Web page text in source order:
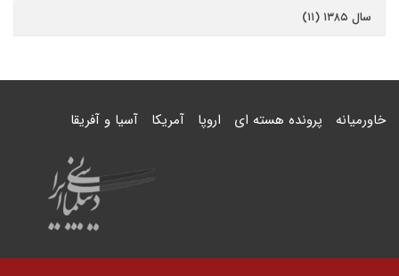
سال ۱۳۸۵ (۱۱)
خاورمیانه پرونده هسته ای اروپا آمریکا آسیا و آفریقا